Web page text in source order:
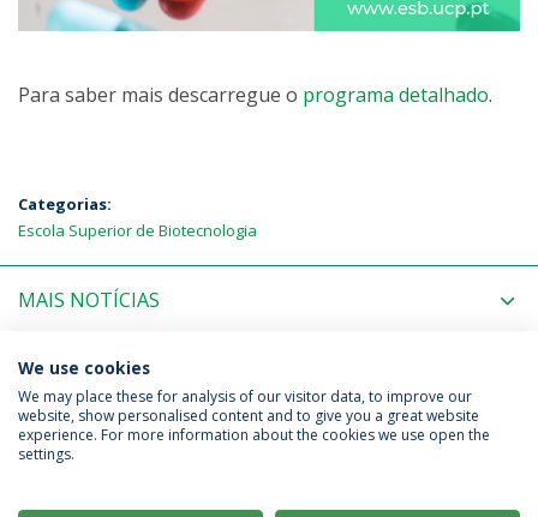
Para saber mais descarregue o programa detalhado.
Categorias:
Escola Superior de Biotecnologia
MAIS NOTÍCIAS
PRÓXIMOS EVENTOS
Política de Privacidade
Termos & Condições
We use cookies
We may place these for analysis of our visitor data, to improve our
website, show personalised content and to give you a great website
experience. For more information about the cookies we use open the
settings.